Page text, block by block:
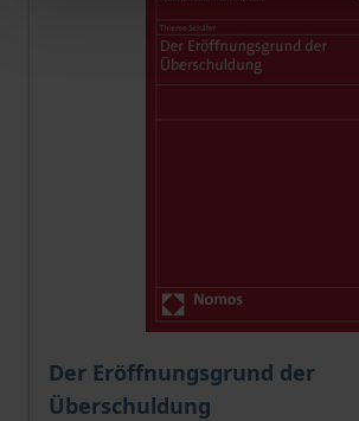
Der Eröffnungsgrund der
Überschuldung
Der Preis dieses Titels richtet